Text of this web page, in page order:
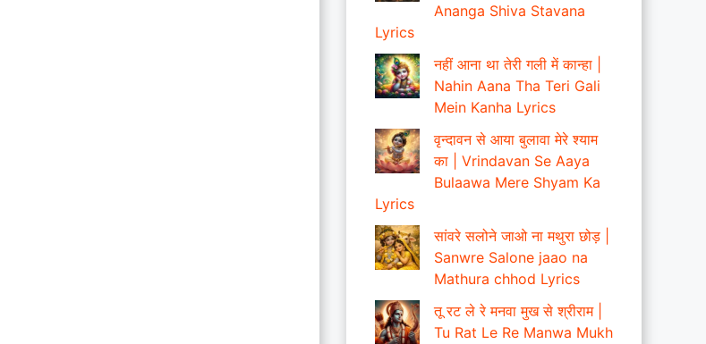
Ananga Shiva Stavana
Lyrics
नहीं आना था तेरी गली में कान्हा |
Nahin Aana Tha Teri Gali
Mein Kanha Lyrics
वृन्दावन से आया बुलावा मेरे श्याम
का | Vrindavan Se Aaya
Bulaawa Mere Shyam Ka
Lyrics
सांवरे सलोने जाओ ना मथुरा छोड़ |
Sanwre Salone jaao na
Mathura chhod Lyrics
तू रट ले रे मनवा मुख से श्रीराम |
Tu Rat Le Re Manwa Mukh